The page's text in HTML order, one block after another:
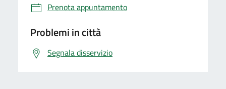
Prenota appuntamento
Problemi in città
Segnala disservizio